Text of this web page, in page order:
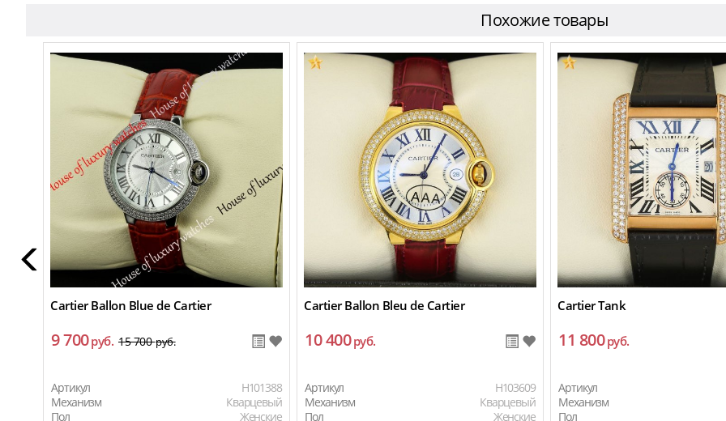
Похожие товары
Cartier Ballon Blue de Cartier
9 700руб. 15 700руб.
Артикул
H101388
Механизм
Кварцевый
Пол
Женские
Cartier Ballon Bleu de Cartier
10 400руб.
Артикул
H103609
Механизм
Кварцевый
Пол
Женские
Cartier Tank
11 800руб.
Артикул
Механизм
Пол